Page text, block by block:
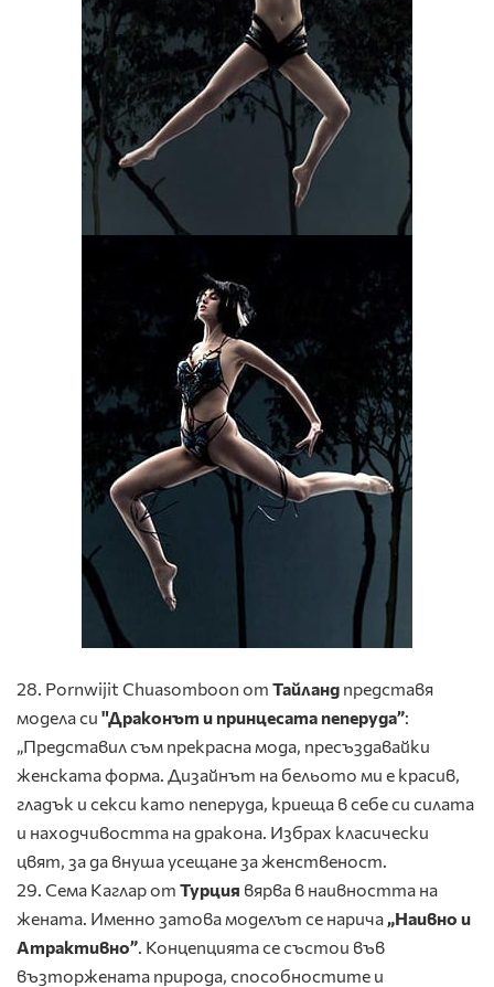
28. Pornwijit Chuasomboon от Тайланд представя
модела си "Драконът и принцесата пеперуда”:
„Представил съм прекрасна мода, пресъздавайки
женската форма. Дизайнът на бельото ми е красив,
гладък и секси като пеперуда, криеща в себе си силата
и находчивостта на дракона. Избрах класически
цвят, за да внуша усещане за женственост.
29. Сема Каглар от Турция вярва в наивността на
жената. Именно затова моделът се нарича „Наивно и
Атрактивно”. Концепцията се състои във
възторжената природа, способностите и